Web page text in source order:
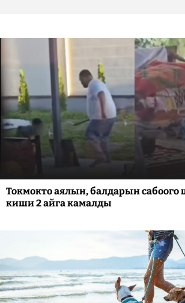
Токмокто аялын, балдарын сабоого
киши 2 айга камалды